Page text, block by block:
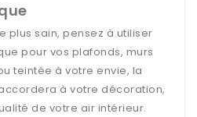
plus sain, pensez à utiliser
pour vos plafonds, murs
teintée à votre envie, la
à votre décoration,
de votre air intérieur.